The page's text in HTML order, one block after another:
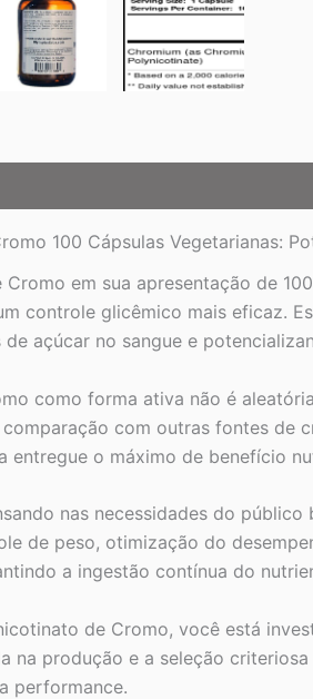
100 Cápsulas Vegetarianas:
em sua apresentação de
controle glicêmico mais eficaz.
açúcar no sangue e
como forma ativa não é
com outras fontes de
entregue o máximo de benefício
nas necessidades do
de peso, otimização do
a ingestão contínua do
de Cromo, você está
na produção e a seleção
performance.